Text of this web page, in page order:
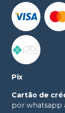
Pix
Cartão de
por whatsapp